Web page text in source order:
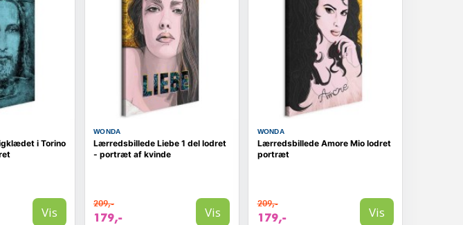
i Torino
Vis
WONDA
Lærredsbillede Liebe 1 del lodret
- portræt af kvinde
209,-
179,- Vis
WONDA
Lærredsbillede Amore Mio lodret
portræt
209,-
179,- Vis